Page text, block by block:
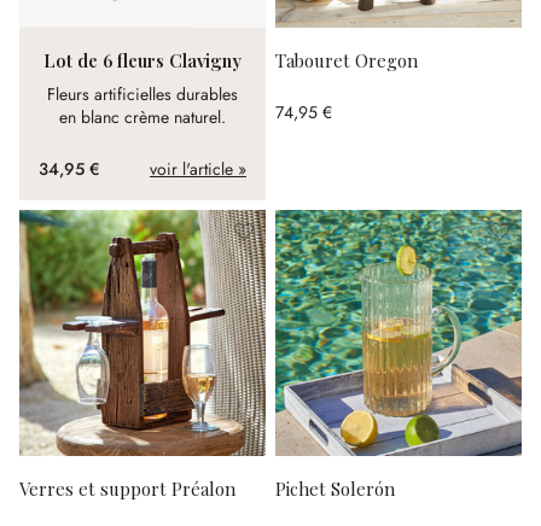
Lot de 6 fleurs Clavigny
Fleurs artificielles durables
en blanc crème naturel.
34,95 € voir l'article »
Tabouret Oregon
74,95 €
Verres et support Préalon Pichet Solerón